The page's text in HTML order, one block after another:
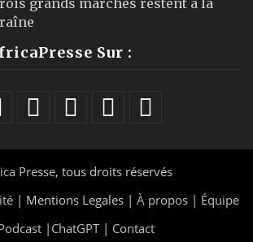
Sur :
Presse, tous droits réservés
| Mentions Legales | À propos | Équipe
| ChatGPT| Contact